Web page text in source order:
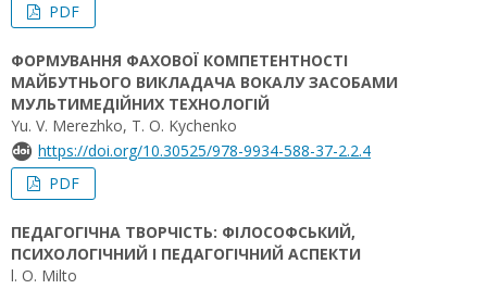
PDF
ФОРМУВАННЯ ФАХОВОЇ КОМПЕТЕНТНОСТІ
МАЙБУТНЬОГО ВИКЛАДАЧА ВОКАЛУ ЗАСОБАМИ
МУЛЬТИМЕДІЙНИХ ТЕХНОЛОГІЙ
Yu. V. Merezhko, T. O. Kychenko
https://doi.org/10.30525/978-9934-588-37-2.2.4
PDF
ПЕДАГОГІЧНА ТВОРЧІСТЬ: ФІЛОСОФСЬКИЙ,
ПСИХОЛОГІЧНИЙ І ПЕДАГОГІЧНИЙ АСПЕКТИ
l. O. Milto